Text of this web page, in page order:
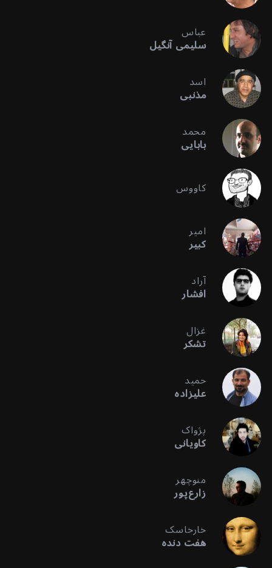
عباس
سلیمی آنگیل
اسد
مذنبی
محمد
بابایی
کاووس
امیر
کبیر
آراد
افشار
غزال
تشکر
حمید
علیزاده
پژواک
کاویانی
منوچهر
زارع‌پور
خارخاسک
هفت دنده